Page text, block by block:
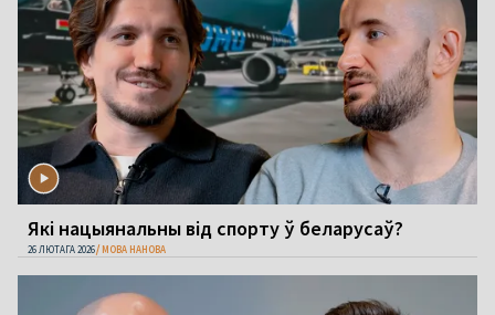
Які нацыянальны від спорту ў беларусаў?
26 ЛЮТАГА 2026 МОВА НАНОВА